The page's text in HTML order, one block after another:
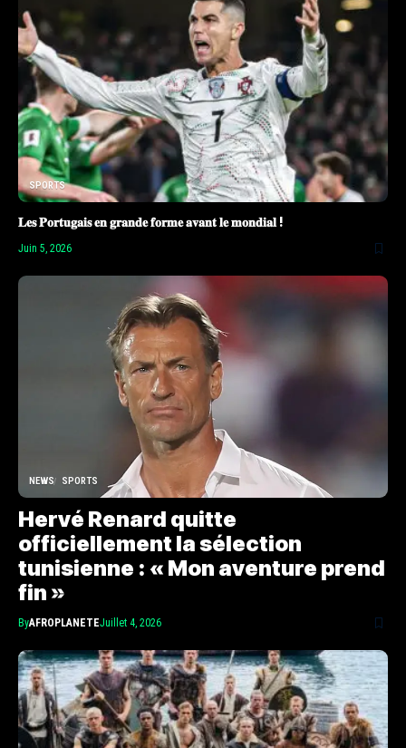
SPORTS
𝐋𝐞𝐬 𝐏𝐨𝐫𝐭𝐮𝐠𝐚𝐢𝐬 𝐞𝐧 𝐠𝐫𝐚𝐧𝐝𝐞 𝐟𝐨𝐫𝐦𝐞 𝐚𝐯𝐚𝐧𝐭 𝐥𝐞 𝐦𝐨𝐧𝐝𝐢𝐚𝐥 !
Juin 5, 2026
NEWS SPORTS
Hervé Renard quitte
officiellement la sélection
tunisienne : « Mon aventure prend
fin »
ByAFROPLANETEJuillet 4, 2026